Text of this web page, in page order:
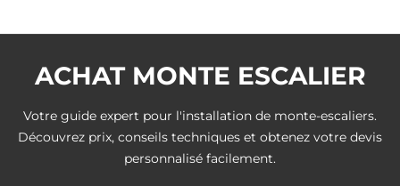
ACHAT MONTE ESCALIER
Votre guide expert pour l'installation de monte-escaliers.
Découvrez prix, conseils techniques et obtenez votre devis
personnalisé facilement.